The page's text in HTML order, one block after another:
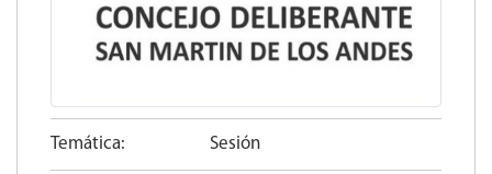
Temática: Sesión